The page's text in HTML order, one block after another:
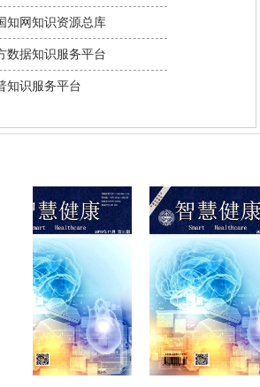
知网知识资源总库
数据知识服务平台
知识服务平台